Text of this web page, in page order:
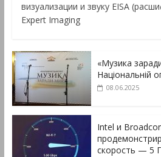
визуализации и звуку EISA
Expert Imaging
«Музика
Національній
08.06.2025
Intel и
скорость — 5